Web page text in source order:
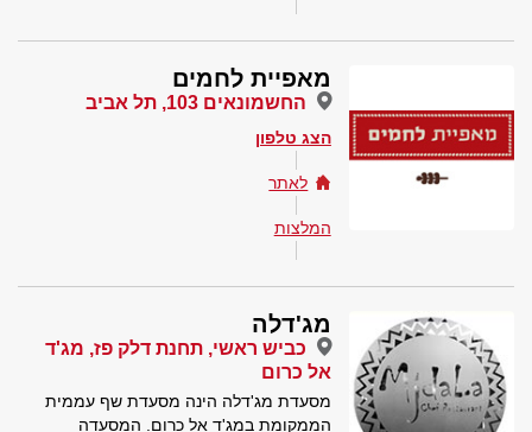
מאפיית לחמים
החשמונאים 103, תל אביב
הצג טלפון
לאתר
המלצות
מג'דלה
כביש ראשי, תחנת דלק פז, מג'ד
אל כרום
מסעדת מג'דלה הינה מסעדת שף עממית
הממקומת במג'ד אל כרום. המסעדה